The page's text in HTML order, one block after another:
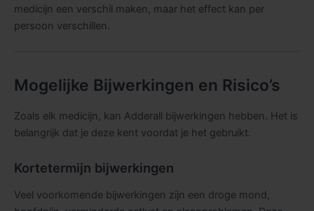
medicijn een verschil maken, maar het effect kan per
persoon verschillen.
Mogelijke Bijwerkingen en Risico’s
Zoals elk medicijn, kan Adderall bijwerkingen hebben. Het is
belangrijk dat je deze kent voordat je het gebruikt.
Kortetermijn bijwerkingen
Veel voorkomende bijwerkingen zijn een droge mond,